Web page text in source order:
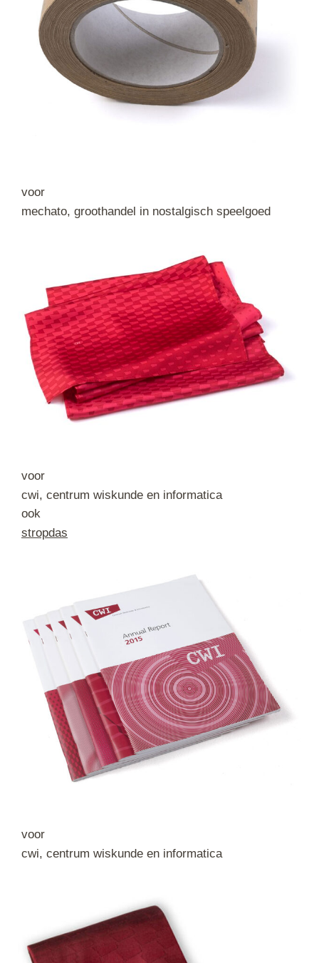
voor
mechato, groothandel in nostalgisch speelgoed
voor
cwi, centrum wiskunde en informatica
ook
stropdas
voor
cwi, centrum wiskunde en informatica